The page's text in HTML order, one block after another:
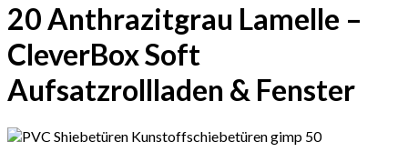
20 Anthrazitgrau Lamelle –
CleverBox Soft
Aufsatzrollladen & Fenster